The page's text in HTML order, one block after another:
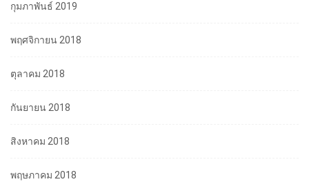
กุมภาพันธ์ 2019
พฤศจิกายน 2018
ตุลาคม 2018
กันยายน 2018
สิงหาคม 2018
พฤษภาคม 2018